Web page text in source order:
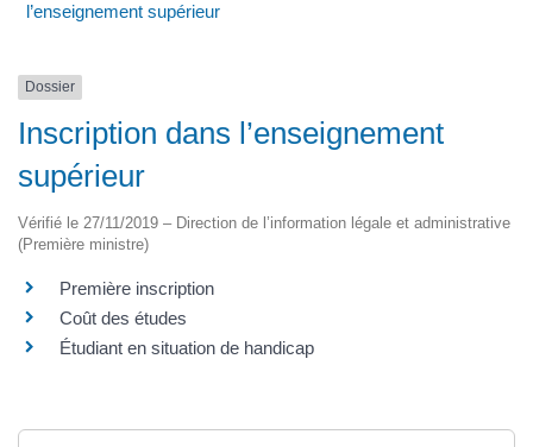
l’enseignement supérieur
Dossier
Inscription dans l’enseignement
supérieur
Vérifié le 27/11/2019 – Direction de l’information légale et administrative
(Première ministre)
Première inscription
Coût des études
Étudiant en situation de handicap